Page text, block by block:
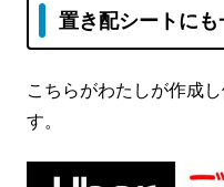
置き配シートにも
こちらがわたしが作成
す。